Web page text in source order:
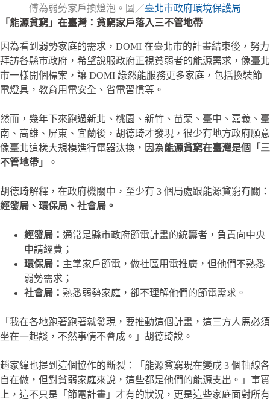
傅為弱勢家戶換燈泡。圖／臺北市政府環境保護局
「能源貧窮」在臺灣：貧窮家戶落入三不管地帶
因為看到弱勢家庭的需求，DOMI 在臺北市的計畫結束後，努力
拜訪各縣市政府，希望說服政府正視貧弱者的能源需求，像臺北
市一樣開個標案，讓 DOMI 綠然能服務更多家庭，包括換裝節
電燈具，教育用電安全、省電習慣等。
然而，幾年下來跑過新北、桃園、新竹、苗栗、臺中、嘉義、臺
南、高雄、屏東、宜蘭後，胡德琦才發現，很少有地方政府願意
像臺北這樣大規模進行電器汰換，因為能源貧窮在臺灣是個「三
不管地帶」
。
胡德琦解釋，在政府機關中，至少有 3 個局處跟能源貧窮有關：
經發局、環保局、社會局。
經發局： 通常是縣市政府節電計畫的統籌者，負責向中央
申請經費；
環保局： 主掌家戶節電，做社區用電推廣，但他們不熟悉
弱勢需求；
社會局： 熟悉弱勢家庭，卻不理解他們的節電需求。
「我在各地跑著跑著就發現，要推動這個計畫，這三方人馬必須
坐在一起談，不然事情不會成。」胡德琦說。
趙家緯也提到這個協作的斷裂：「能源貧窮現在變成 3 個軸線各
自在做，但對貧弱家庭來說，這些都是他們的能源支出。」事實
上，這不只是「節電計畫」才有的狀況，更是這些家庭面對所有